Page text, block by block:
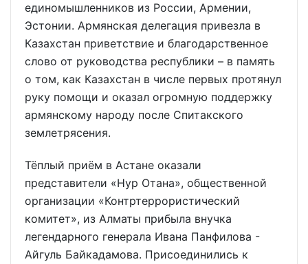
единомышленников из России, Армении,
Эстонии. Армянская делегация привезла в
Казахстан приветствие и благодарственное
слово от руководства республики – в память
о том, как Казахстан в числе первых протянул
руку помощи и оказал огромную поддержку
армянскому народу после Спитакского
землетрясения.
Тёплый приём в Астане оказали
представители «Нур Отана», общественной
организации «Контртеррористический
комитет», из Алматы прибыла внучка
легендарного генерала Ивана Панфилова -
Айгуль Байкадамова. Присоединились к